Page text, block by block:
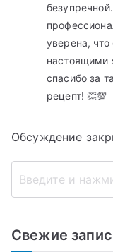
уверена, что
настоящими
спасибо за
рецепт! 👏💯
Обсуждение
Свежие